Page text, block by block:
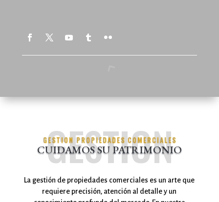
GESTION
GESTION PROPIEDADES COMERCIALES
CUIDAMOS SU PATRIMONIO
La gestión de propiedades comerciales es un arte que
requiere precisión, atención al detalle y un